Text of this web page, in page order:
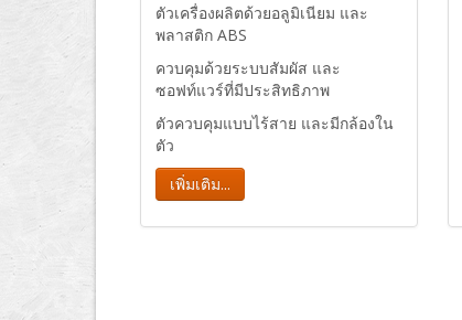
ตัวเครื่องผลิตด้วยอลูมิเนียม และ
พลาสติก ABS
ควบคุมด้วยระบบสัมผัส และ
ซอฟท์แวร์ที่มีประสิทธิภาพ
ตัวควบคุมแบบไร้สาย และมีกล้องใน
ตัว
เพิ่มเติม...